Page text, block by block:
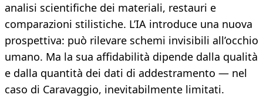
analisi scientifiche dei materiali, restauri e
comparazioni stilistiche. L’IA introduce una nuova
prospettiva: può rilevare schemi invisibili all’occhio
umano. Ma la sua affidabilità dipende dalla qualità
e dalla quantità dei dati di addestramento — nel
caso di Caravaggio, inevitabilmente limitati.